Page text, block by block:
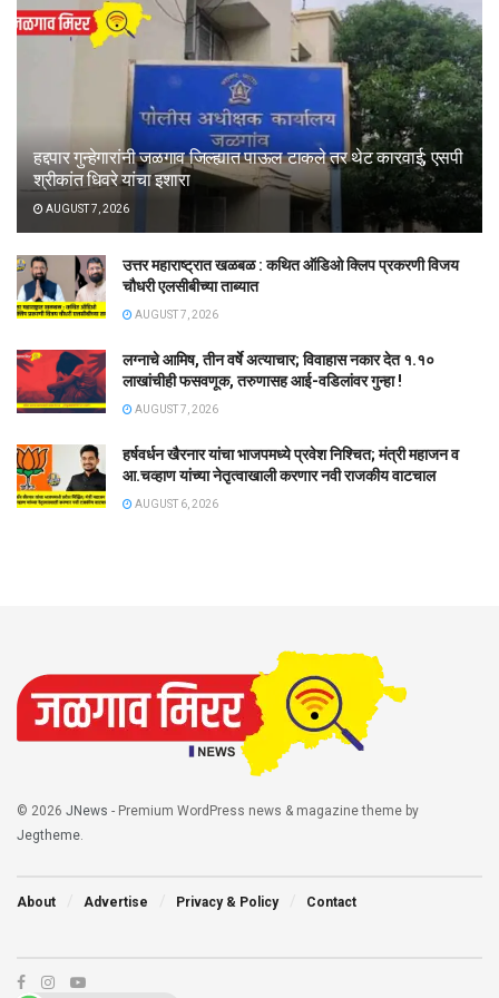
हद्दपार गुन्हेगारांनी जळगाव जिल्ह्यात पाऊल टाकले तर थेट कारवाई; एसपी
श्रीकांत धिवरे यांचा इशारा
AUGUST 7, 2026
उत्तर महाराष्ट्रात खळबळ : कथित ऑडिओ क्लिप प्रकरणी विजय
चौधरी एलसीबीच्या ताब्यात
AUGUST 7, 2026
लग्नाचे आमिष, तीन वर्षे अत्याचार; विवाहास नकार देत १.१०
लाखांचीही फसवणूक, तरुणासह आई-वडिलांवर गुन्हा !
AUGUST 7, 2026
हर्षवर्धन खैरनार यांचा भाजपमध्ये प्रवेश निश्चित; मंत्री महाजन व
आ.चव्हाण यांच्या नेतृत्वाखाली करणार नवी राजकीय वाटचाल
AUGUST 6, 2026
© 2026 JNews - Premium WordPress news & magazine theme by
Jegtheme
About Advertise Privacy & Policy Contact